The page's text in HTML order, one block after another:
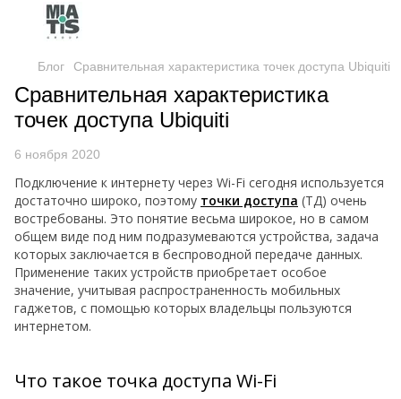
Блог Сравнительная характеристика точек доступа Ubiquiti
Сравнительная характеристика
точек доступа Ubiquiti
6 ноября 2020
Подключение к интернету через Wi-Fi сегодня используется
достаточно широко, поэтому точки доступа (ТД) очень
востребованы. Это понятие весьма широкое, но в самом
общем виде под ним подразумеваются устройства, задача
которых заключается в беспроводной передаче данных.
Применение таких устройств приобретает особое
значение, учитывая распространенность мобильных
гаджетов, с помощью которых владельцы пользуются
интернетом.
Что такое точка доступа Wi-Fi